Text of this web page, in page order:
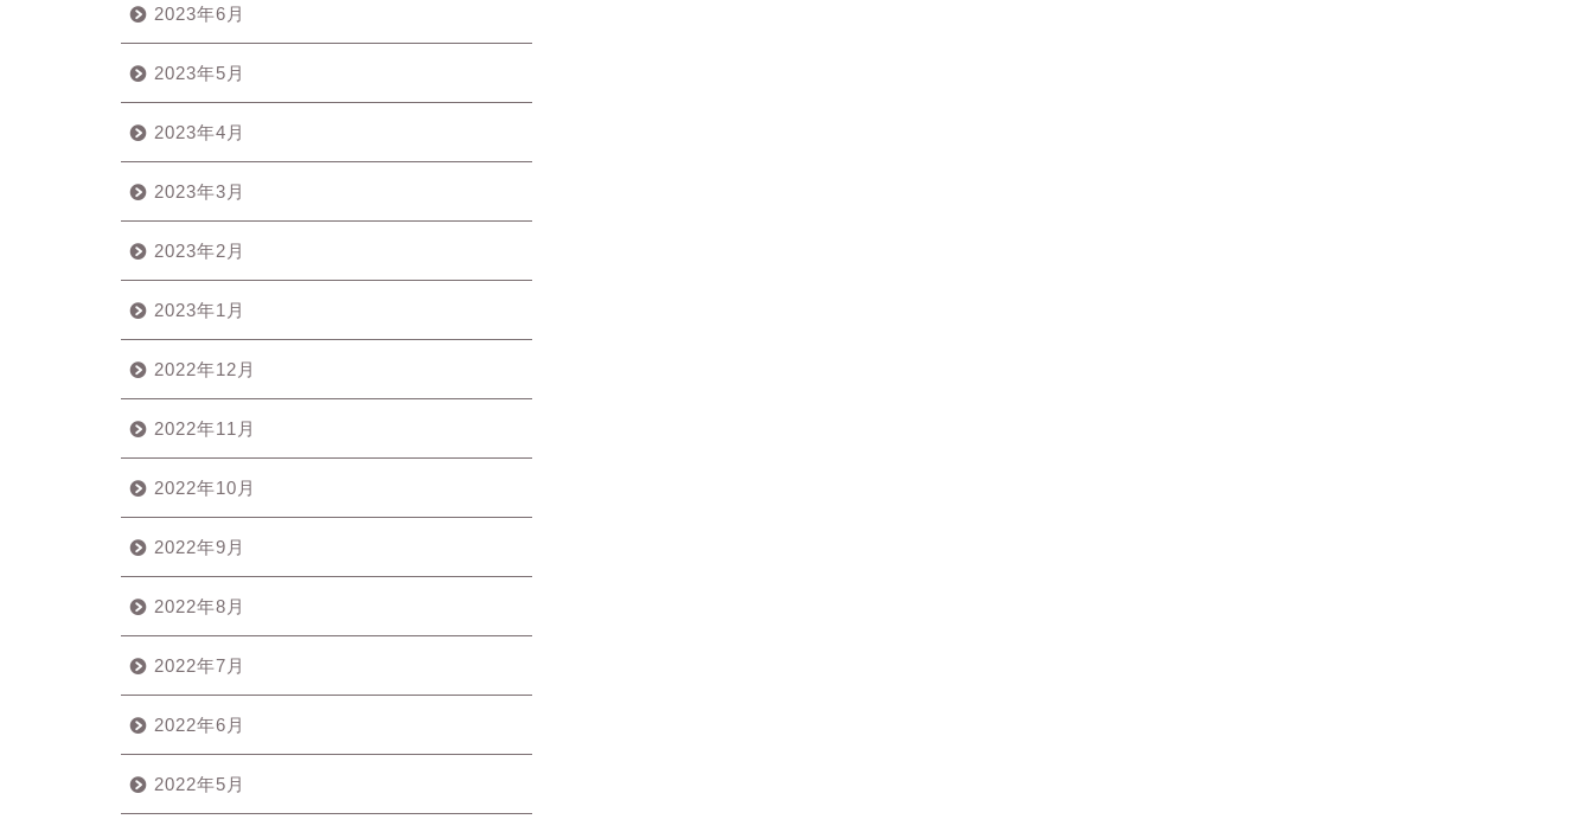
2023年6月
2023年5月
2023年4月
2023年3月
2023年2月
2023年1月
2022年12月
2022年11月
2022年10月
2022年9月
2022年8月
2022年7月
2022年6月
2022年5月